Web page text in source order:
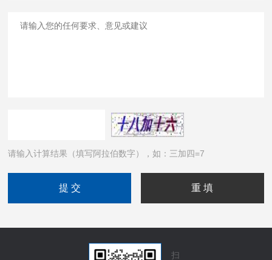
请输入计算结果（填写阿拉伯数字），如：三加四=7
扫